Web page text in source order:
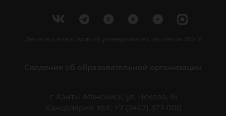
Делитесь новостями об университете с хештегом #ЮГУ
Сведения об образовательной организации
г. Ханты-Мансийск, ул. Чехова, 16
Канцелярия: тел.: +7 (3467) 377-000